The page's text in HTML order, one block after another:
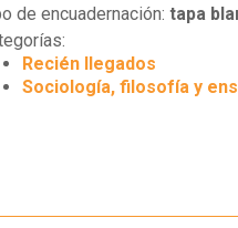
de encuadernación:tapa
Recién llegados
Sociología, filosofía y